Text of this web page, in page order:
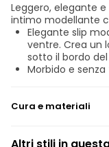
Leggero, elegante
intimo modellante
Elegante slip
ventre. Crea un
sotto il bordo
Morbido e
Cura e materiali